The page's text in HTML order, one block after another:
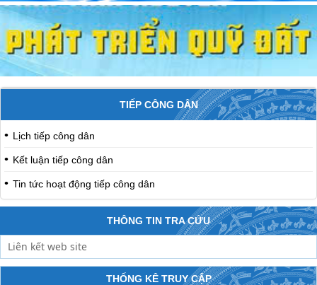
TIẾP CÔNG DÂN
Lịch tiếp công dân
Kết luận tiếp công dân
Tin tức hoạt động tiếp công dân
THÔNG TIN TRA CỨU
THỐNG KÊ TRUY CẬP